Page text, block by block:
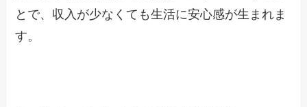
とで、収入が少なくても生活に安心感が生まれま
す。